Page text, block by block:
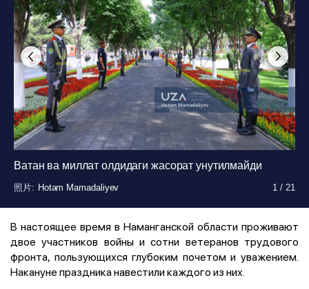
Ватан ва миллат олдидаги жасорат унутилмайди
照片: Hotam Mamadaliyev 1 / 21
照片: Hotam Mamadaliyev 1 / 21
照片: Hotam Mamadaliyev 1 / 21
照片: Hotam Mamadaliyev 1 / 21
照片: Hotam Mamadaliyev 1 / 21
照片: Hotam Mamadaliyev 1 / 21
照片: Hotam Mamadaliyev 1 / 21
照片: Hotam Mamadaliyev 1 / 21
照片: Hotam Mamadaliyev 1 / 21
照片: Hotam Mamadaliyev 1 / 21
照片: Hotam Mamadaliyev 1 / 21
照片: Hotam Mamadaliyev 1/21
照片: Hotam Mamadaliyev 1 / 21
照片: Hotam Mamadaliyev 1 / 21
照片: Hotam Mamadaliyev 1 / 21
照片: Hotam Mamadaliyev 1 / 21
照片: Hotam Mamadaliyev 1 / 21
照片: Hotam Mamadaliyev 1 / 21
照片: Hotam Mamadaliyev 1 / 21
照片: Hotam Mamadaliyev 1 / 21
照片: Hotam Mamadaliyev 1 / 21
В настоящее время в Наманганской области проживают
двое участников войны и сотни ветеранов трудового
фронта, пользующихся глубоким почетом и уважением.
Накануне праздника навестили каждого из них.